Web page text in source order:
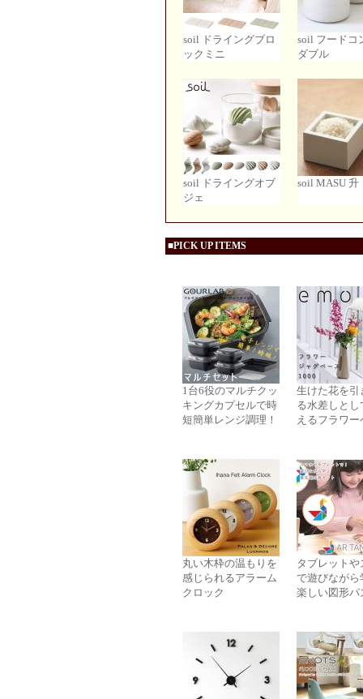
soil ドライングブロ
ックミニ
soil フードコ
ダブル
soil ドライングオブ
ジェ
soil MASU 升
■PICK UP ITEMS
1台6役のマルチクッ
キングカプセルで時
短簡単レンジ調理！
生けた花を引
る水差しとし
えるフラワー
丸い木枠の温もりを
感じられるアラーム
クロック
タブレットや
で遊びながら
楽しい図形パ